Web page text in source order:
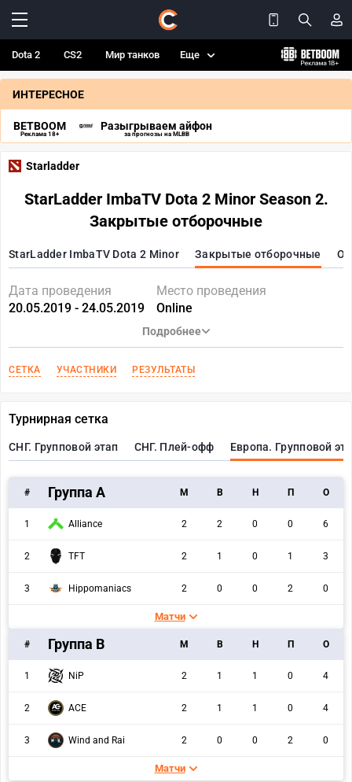
Dota 2 CS2 Мир танков Еще
ИНТЕРЕСНОЕ
BETBOOM
Реклама 18+
Разыгрываем айфон
за прогнозы на MLBB
Starladder
StarLadder ImbaTV Dota 2 Minor Season 2.
Закрытые отборочные
StarLadder ImbaTV Dota 2 Minor Закрытые отборочные
Дата проведения
20.05.2019 - 24.05.2019
Место проведения
Online
Подробнее
СЕТКА УЧАСТНИКИ РЕЗУЛЬТАТЫ
Турнирная сетка
СНГ. Групповой этап СНГ. Плей-офф Европа. Групповой
# Группа A M В Н П О
1 Alliance 2 2 0 0 6
2 TFT 2 1 0 1 3
3 Hippomaniacs 2 0 0 2 0
Матчи
# Группа B M В Н П О
1 NiP 2 1 1 0 4
2 ACE 2 1 1 0 4
3 Wind and Rai 2 0 0 2 0
Матчи